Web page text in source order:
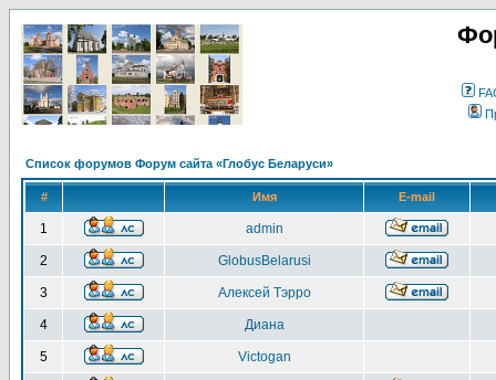
Список форумов Форум сайта «Глобус Беларуси»
# Имя E-mail
1 admin
2 GlobusBelarusi
3 Алексей Тэрро
4 Диана
5 Victogan